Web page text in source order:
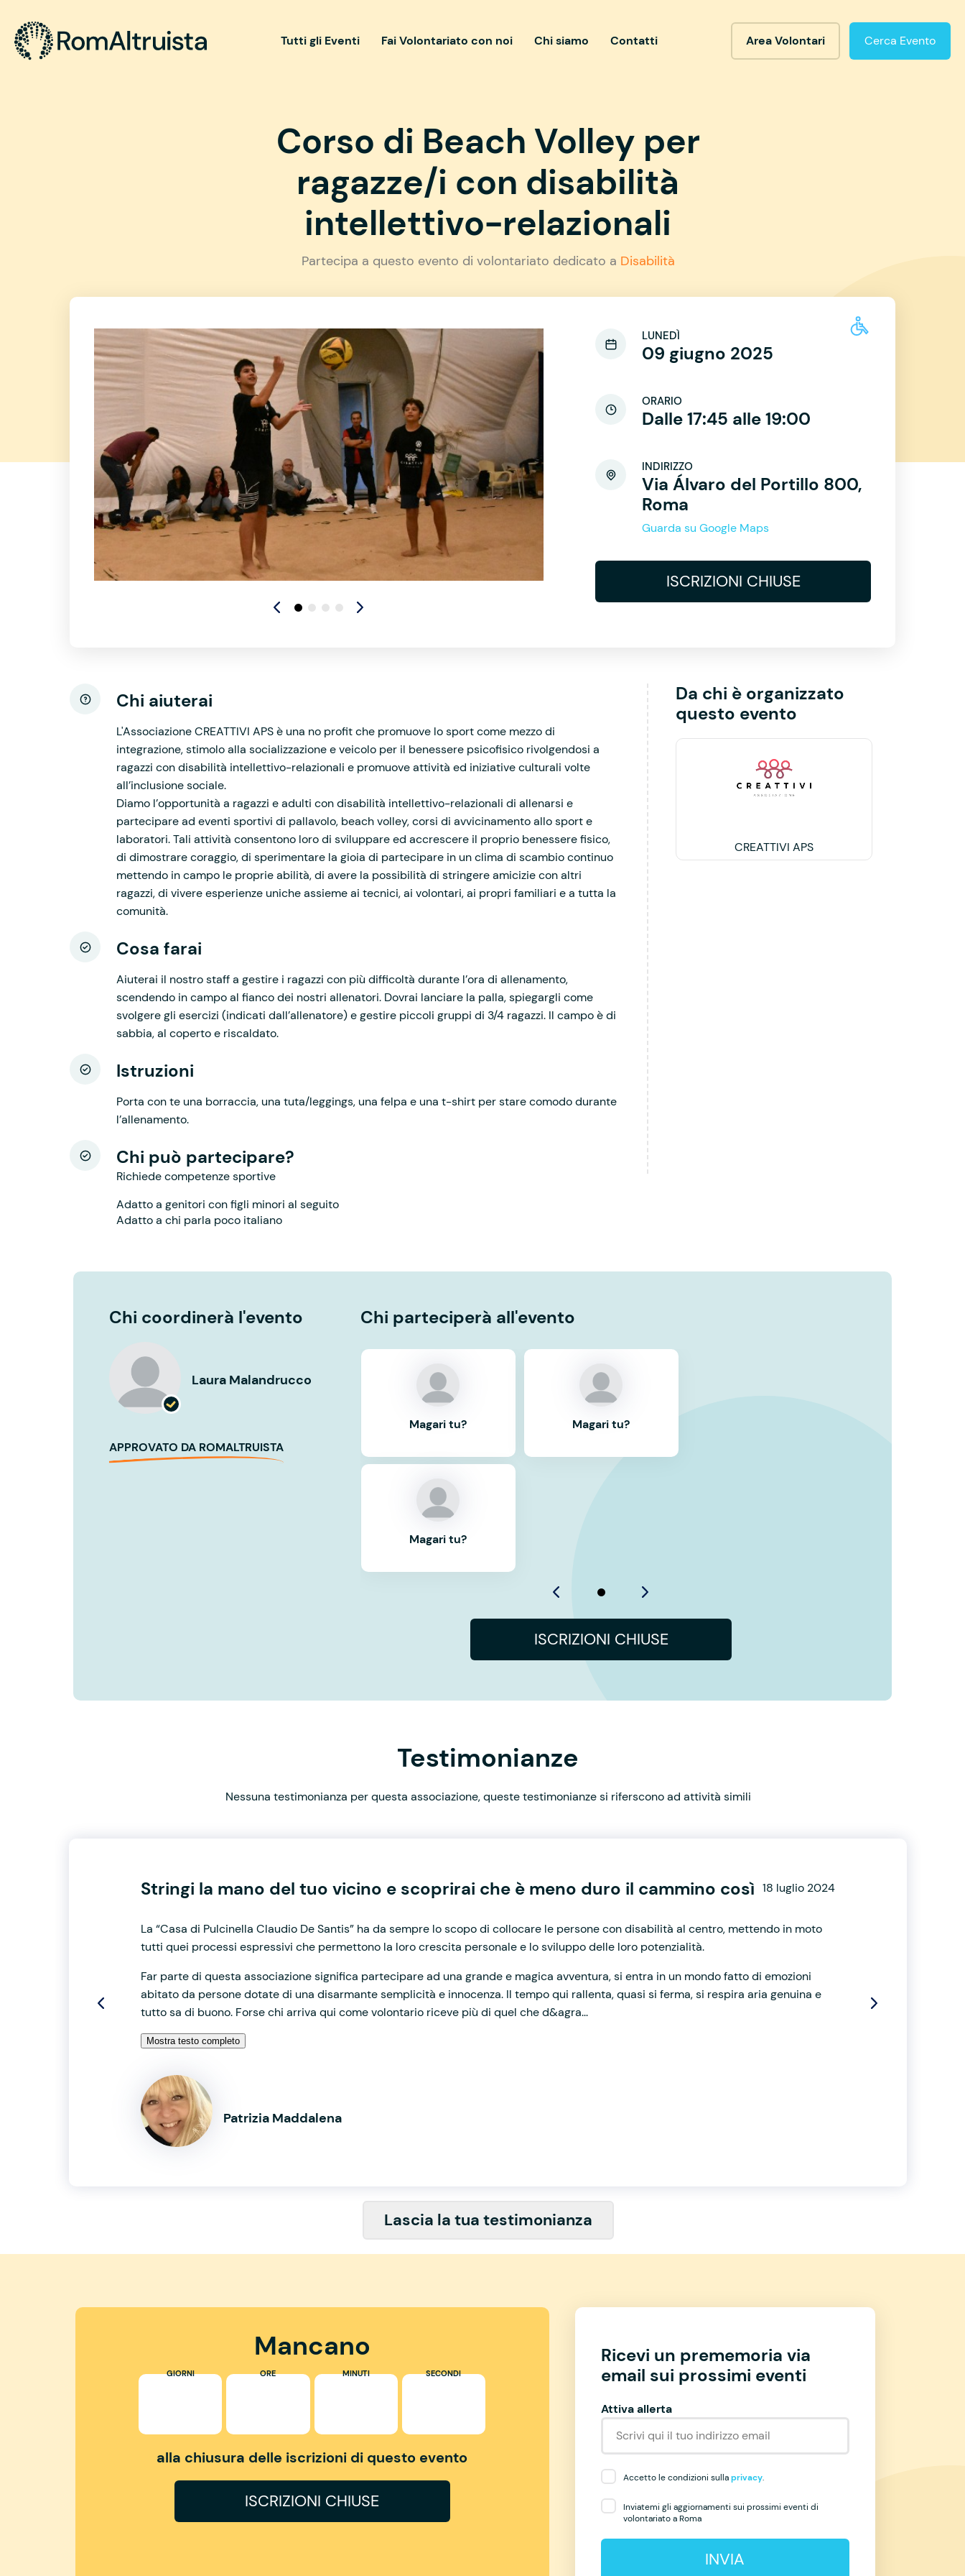
Tutti gli Eventi Fai Volontariato con noi Chi siamo Contatti Area Volontari Cerca Evento
Corso di Beach Volley per
ragazze/i con disabilità
intellettivo-relazionali
Partecipa a questo evento di volontariato dedicato a Disabilità
LUNEDÌ
09 giugno 2025
ORARIO
Dalle 17:45 alle 19:00
INDIRIZZO
Via Álvaro del Portillo 800,
Roma
Guarda su Google Maps
ISCRIZIONI CHIUSE
Chi aiuterai
L'Associazione CREATTIVI APS è una no profit che promuove lo sport come mezzo di
integrazione, stimolo alla socializzazione e veicolo per il benessere psicofisico rivolgendosi a
ragazzi con disabilità intellettivo-relazionali e promuove attività ed iniziative culturali volte
all’inclusione sociale.
Diamo l’opportunità a ragazzi e adulti con disabilità intellettivo-relazionali di allenarsi e
partecipare ad eventi sportivi di pallavolo, beach volley, corsi di avvicinamento allo sport e
laboratori. Tali attività consentono loro di sviluppare ed accrescere il proprio benessere fisico,
di dimostrare coraggio, di sperimentare la gioia di partecipare in un clima di scambio continuo
mettendo in campo le proprie abilità, di avere la possibilità di stringere amicizie con altri
ragazzi, di vivere esperienze uniche assieme ai tecnici, ai volontari, ai propri familiari e a tutta la
comunità.
Cosa farai
Aiuterai il nostro staff a gestire i ragazzi con più difficoltà durante l’ora di allenamento,
scendendo in campo al fianco dei nostri allenatori. Dovrai lanciare la palla, spiegargli come
svolgere gli esercizi (indicati dall’allenatore) e gestire piccoli gruppi di 3/4 ragazzi. Il campo è di
sabbia, al coperto e riscaldato.
Istruzioni
Porta con te una borraccia, una tuta/leggings, una felpa e una t-shirt per stare comodo durante
l’allenamento.
Chi può partecipare?
Richiede competenze sportive
Adatto a genitori con figli minori al seguito
Adatto a chi parla poco italiano
Da chi è organizzato
questo evento
CREATTIVI APS
Chi coordinerà l'evento
Laura Malandrucco
APPROVATO DA ROMALTRUISTA
Chi parteciperà all'evento
Magari tu?
Magari tu?
Magari tu?
ISCRIZIONI CHIUSE
Testimonianze
Nessuna testimonianza per questa associazione, queste testimonianze si riferscono ad attività simili
Stringi la mano del tuo vicino e scoprirai che è meno duro il cammino così 18 luglio 2024
La “Casa di Pulcinella Claudio De Santis” ha da sempre lo scopo di collocare le persone con disabilità al centro, mettendo in moto
tutti quei processi espressivi che permettono la loro crescita personale e lo sviluppo delle loro potenzialità.
Far parte di questa associazione significa partecipare ad una grande e magica avventura, si entra in un mondo fatto di emozioni
abitato da persone dotate di una disarmante semplicità e innocenza. Il tempo qui rallenta, quasi si ferma, si respira aria genuina e
tutto sa di buono. Forse chi arriva qui come volontario riceve più di quel che d&agra...
Mostra testo completo
Patrizia Maddalena
Lascia la tua testimonianza
Mancano
GIORNI ORE MINUTI SECONDI
alla chiusura delle iscrizioni di questo evento
ISCRIZIONI CHIUSE
Ricevi un prememoria via
email sui prossimi eventi
Attiva allerta
Accetto le condizioni sullaprivacy.
Inviatemi gli aggiornamenti sui prossimi eventi di
volontariato a Roma
INVIA